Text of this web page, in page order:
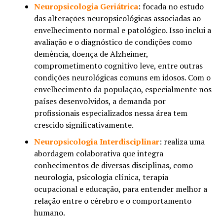
Neuropsicologia Geriátrica: focada no estudo
das alterações neuropsicológicas associadas ao
envelhecimento normal e patológico. Isso inclui a
avaliação e o diagnóstico de condições como
demência, doença de Alzheimer,
comprometimento cognitivo leve, entre outras
condições neurológicas comuns em idosos. Com o
envelhecimento da população, especialmente nos
países desenvolvidos, a demanda por
profissionais especializados nessa área tem
crescido significativamente.
Neuropsicologia Interdisciplinar: realiza uma
abordagem colaborativa que integra
conhecimentos de diversas disciplinas, como
neurologia, psicologia clínica, terapia
ocupacional e educação, para entender melhor a
relação entre o cérebro e o comportamento
humano.